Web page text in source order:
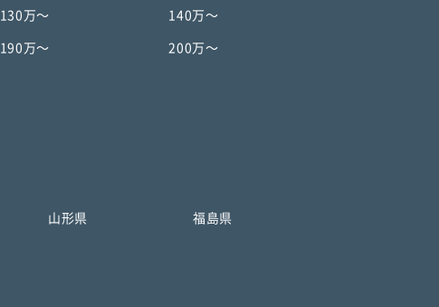
130万〜 140万〜
190万〜 200万〜
山形県 福島県